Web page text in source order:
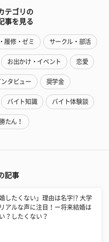
テゴリの
事を見る
履修・ゼミ サークル・部活
お出かけ・イベント 恋愛
タビュー 奨学金
バイト知識 バイト体験談
たん！
記事
婚したくない」理由は名字!? 大学
アルな声に注目！ー将来結婚は
？したくない？